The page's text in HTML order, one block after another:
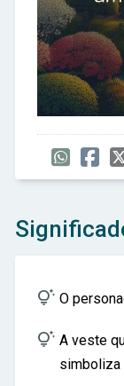
 O
 A veste
simboliza